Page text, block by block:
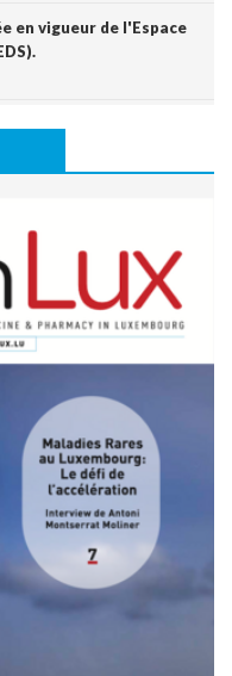
en vigueur de l'Espace
à long terme le
mais pas
réduit la cognition
souvent réversibles
pour soutenir les
: le workflow
étude clinique